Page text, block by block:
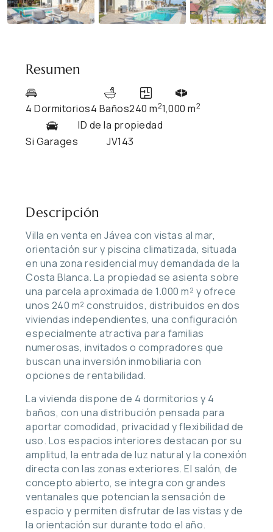
Resumen
4 Dormitorios4 Baños240 m21,000 m2
Si Garages
ID de la propiedad
JV143
Descripción
Villa en venta en Jávea con vistas al mar,
orientación sur y piscina climatizada, situada
en una zona residencial muy demandada de la
Costa Blanca. La propiedad se asienta sobre
una parcela aproximada de 1.000 m² y ofrece
unos 240 m² construidos, distribuidos en dos
viviendas independientes, una configuración
especialmente atractiva para familias
numerosas, invitados o compradores que
buscan una inversión inmobiliaria con
opciones de rentabilidad.
La vivienda dispone de 4 dormitorios y 4
baños, con una distribución pensada para
aportar comodidad, privacidad y flexibilidad de
uso. Los espacios interiores destacan por su
amplitud, la entrada de luz natural y la conexión
directa con las zonas exteriores. El salón, de
concepto abierto, se integra con grandes
ventanales que potencian la sensación de
espacio y permiten disfrutar de las vistas y de
la orientación sur durante todo el año.